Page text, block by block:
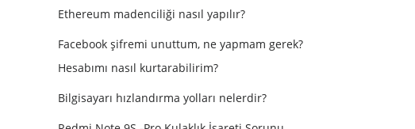
Ethereum madenciliği nasıl yapılır?
Facebook şifremi unuttum, ne yapmam gerek?
Hesabımı nasıl kurtarabilirim?
Bilgisayarı hızlandırma yolları nelerdir?